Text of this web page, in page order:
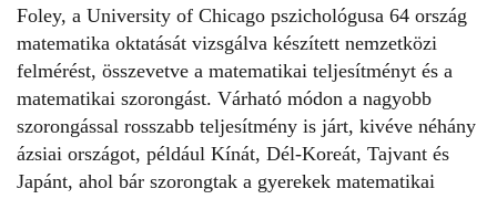
Foley, a University of Chicago pszichológusa 64 ország
matematika oktatását vizsgálva készített nemzetközi
felmérést, összevetve a matematikai teljesítményt és a
matematikai szorongást. Várható módon a nagyobb
szorongással rosszabb teljesítmény is járt, kivéve néhány
ázsiai országot, például Kínát, Dél-Koreát, Tajvant és
Japánt, ahol bár szorongtak a gyerekek matematikai